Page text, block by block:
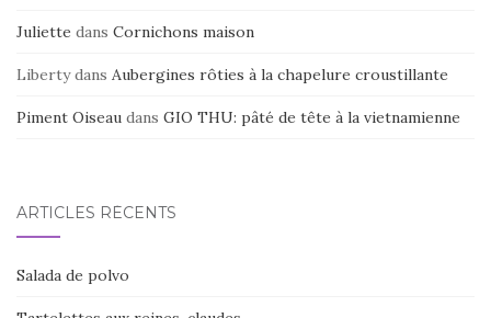
Juliette dans Cornichons maison
Libertydans Aubergines rôties à la chapelure croustillante
Piment Oiseau dans GIO THU: pâté de tête à la vietnamienne
ARTICLES RÉCENTS
Salada de polvo